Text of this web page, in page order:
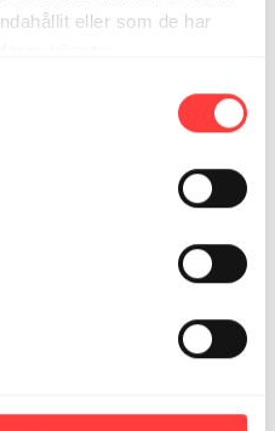
eller som de har
09:30